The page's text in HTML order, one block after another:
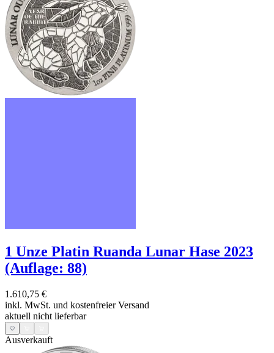
1 Unze Platin Ruanda Lunar Hase 2023
(Auflage: 88)
1.610,75 €
inkl. MwSt. und kostenfreier Versand
aktuell nicht lieferbar
Ausverkauft